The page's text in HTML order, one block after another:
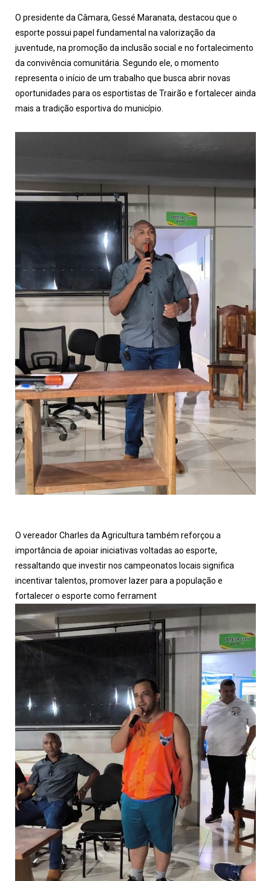
O presidente da Câmara, Gessé Maranata, destacou que o
esporte possui papel fundamental na valorização da
juventude, na promoção da inclusão social e no fortalecimento
da convivência comunitária. Segundo ele, o momento
representa o início de um trabalho que busca abrir novas
oportunidades para os esportistas de Trairão e fortalecer ainda
mais a tradição esportiva do município.
O vereador Charles da Agricultura também reforçou a
importância de apoiar iniciativas voltadas ao esporte,
ressaltando que investir nos campeonatos locais significa
incentivar talentos, promover lazer para a população e
fortalecer o esporte como ferrament